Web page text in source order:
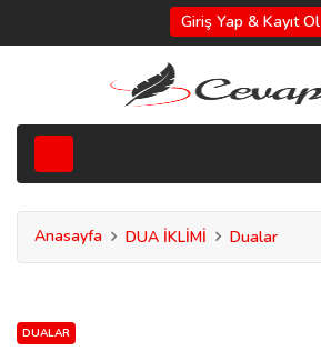
Giriş Yap & Kayıt Ol
Anasayfa DUA İKLİMİ Dualar
DUALAR